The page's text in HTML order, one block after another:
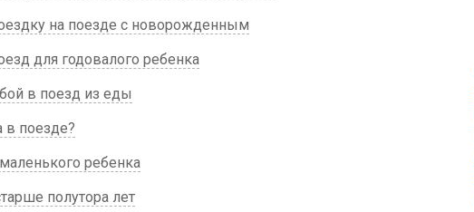
на поезде с новорожденным
для годовалого ребенка
в поезд из еды
в поезде?
ребенка
полутора лет